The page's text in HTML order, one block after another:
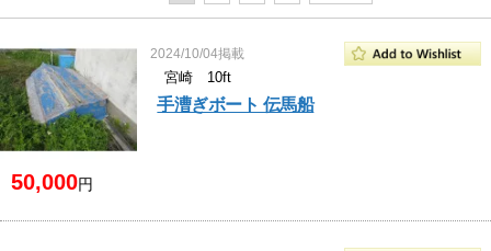
2024/10/04掲載
宮崎 10ft
手漕ぎボート 伝馬船
50,000円